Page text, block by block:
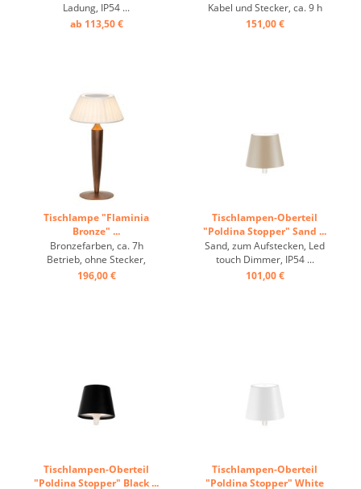
Ladung, IP54 ...
ab 113,50 €
Kabel und Stecker, ca. 9 h
Betrieb, 9 h Ladung, Olimpia
zum ...
151,00 €
Tischlampe "Flaminia
Bronze" ...
Bronzefarben, ca. 7h
Betrieb, ohne Stecker,
dimmbar, Innenbereich ...
196,00 €
Tischlampen-Oberteil
"Poldina Stopper" Sand ...
Sand, zum Aufstecken, Led
touch Dimmer, IP54 ...
101,00 €
Tischlampen-Oberteil
"Poldina Stopper" Black ...
Tischlampen-Oberteil
"Poldina Stopper" White